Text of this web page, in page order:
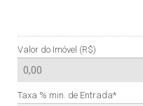
Valor do Imóvel (R$)
Taxa % min. de Entrada*